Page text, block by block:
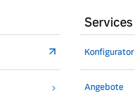
Services
Konfigurator
Angebote